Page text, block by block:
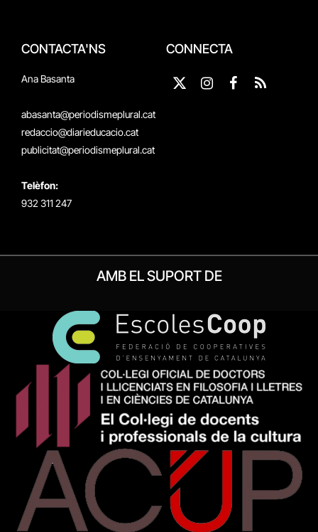
CONTACTA'NS
Ana Basanta
abasanta@periodismeplural.cat
redaccio@diarieducacio.cat
publicitat@periodismeplural.cat
Telèfon:
932 311 247
CONNECTA
X
Instagram
Facebook
RSS
AMB EL SUPORT DE